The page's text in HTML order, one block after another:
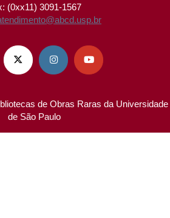
(0xx11) 3091-1567
  
de Obras Raras da Universidade
de São Paulo